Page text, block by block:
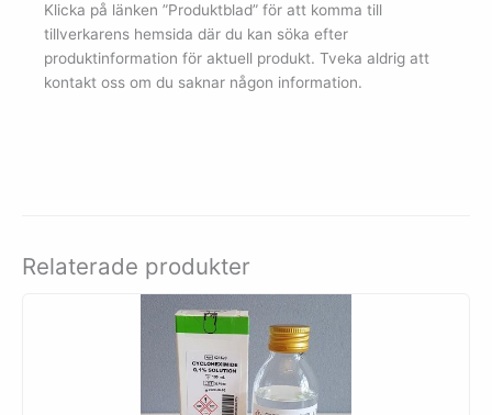
Klicka på länken ”Produktblad” för att komma till
tillverkarens hemsida där du kan söka efter
produktinformation för aktuell produkt. Tveka aldrig att
kontakt oss om du saknar någon information.
Relaterade produkter